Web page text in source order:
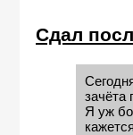
Сдал
зачёта
Я уж